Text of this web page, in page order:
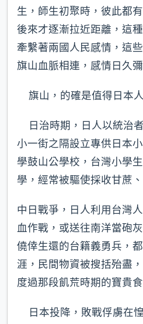
生，師生初聚時，彼此都
後來才逐漸拉近距離，這
牽繫著兩國人民感情，這
旗山血脈相連，感情日久彌
旗山，的確是值得日本
日治時期，日人以統治
小一街之隔設立專供日本
學鼓山公學校，台灣小學
學，經常被驅使採收甘蔗
中日戰爭，日人利用台灣
血作戰，或送往南洋當砲
僥倖生還的台籍義勇兵，
涯，民間物資被搜括殆盡
度過那段飢荒時期的寶貴食
日本投降，敗戰俘虜在